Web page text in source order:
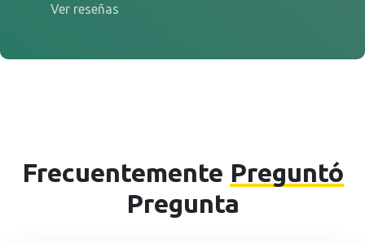
Ver reseñas
Frecuentemente Preguntó
Pregunta